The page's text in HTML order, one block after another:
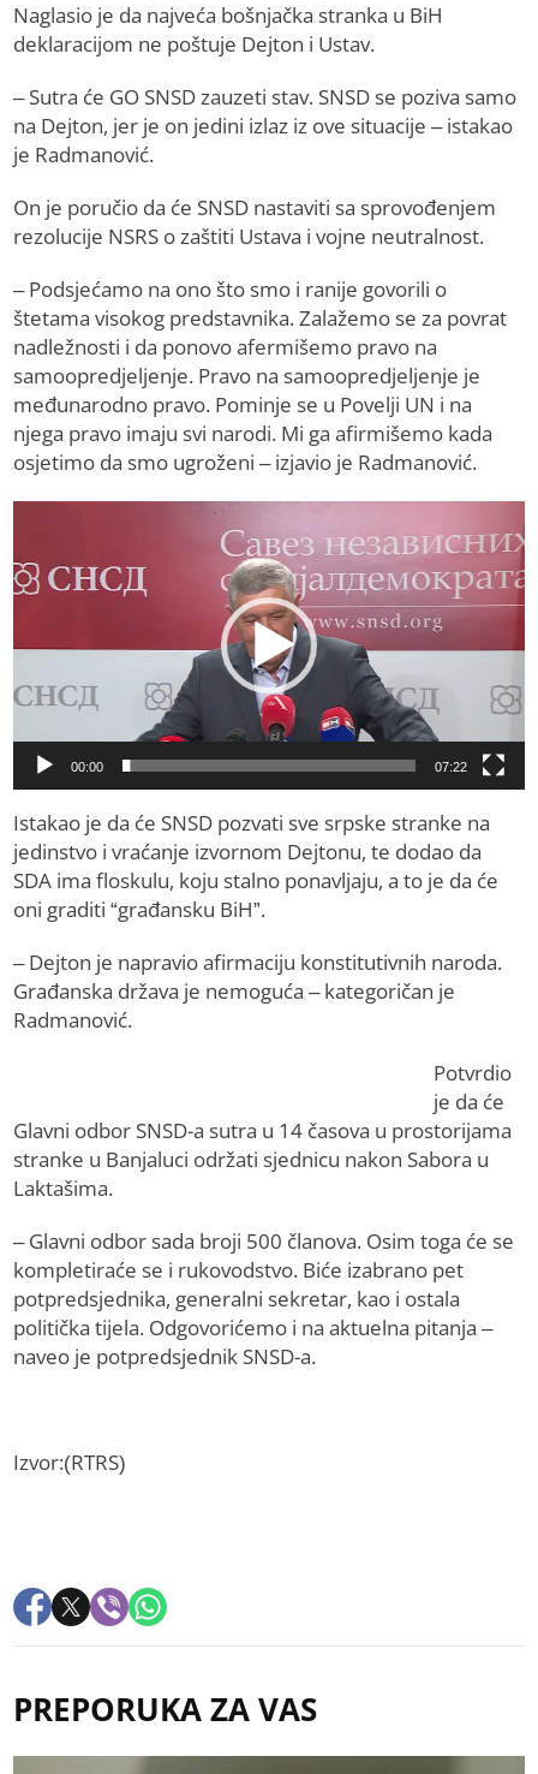
Naglasio je da najveća bošnjačka stranka u BiH
deklaracijom ne poštuje Dejton i Ustav.
– Sutra će GO SNSD zauzeti stav. SNSD se poziva samo
na Dejton, jer je on jedini izlaz iz ove situacije – istakao
je Radmanović.
On je poručio da će SNSD nastaviti sa sprovođenjem
rezolucije NSRS o zaštiti Ustava i vojne neutralnost.
– Podsjećamo na ono što smo i ranije govorili o
štetama visokog predstavnika. Zalažemo se za povrat
nadležnosti i da ponovo afermišemo pravo na
samoopredjeljenje. Pravo na samoopredjeljenje je
međunarodno pravo. Pominje se u Povelji UN i na
njega pravo imaju svi narodi. Mi ga afirmišemo kada
osjetimo da smo ugroženi – izjavio je Radmanović.
Video
00:00 07:22
Istakao je da će SNSD pozvati sve srpske stranke na
jedinstvo i vraćanje izvornom Dejtonu, te dodao da
SDA ima floskulu, koju stalno ponavljaju, a to je da će
oni graditi “građansku BiH”.
– Dejton je napravio afirmaciju konstitutivnih naroda.
Građanska država je nemoguća – kategoričan je
Radmanović.
Potvrdio
je da će
Glavni odbor SNSD-a sutra u 14 časova u prostorijama
stranke u Banjaluci održati sjednicu nakon Sabora u
Laktašima.
– Glavni odbor sada broji 500 članova. Osim toga će se
kompletiraće se i rukovodstvo. Biće izabrano pet
potpredsjednika, generalni sekretar, kao i ostala
politička tijela. Odgovorićemo i na aktuelna pitanja –
naveo je potpredsjednik SNSD-a.
Izvor:(RTRS)
PREPORUKA ZA VAS